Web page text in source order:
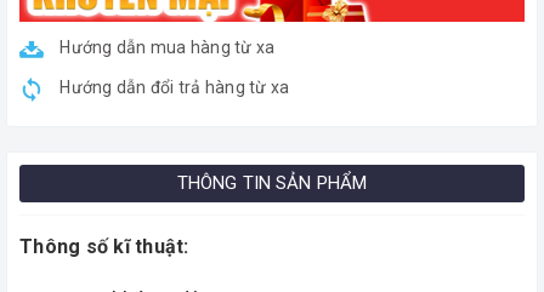
Hướng dẫn mua hàng từ xa
Hướng dẫn đổi trả hàng từ xa
THÔNG TIN SẢN PHẨM
Thông số kĩ thuật: